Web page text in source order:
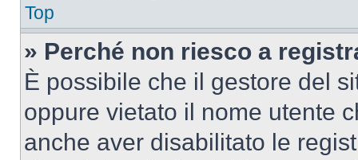
Top
» Perché non riesco a
È possibile che il gestore del
oppure vietato il nome utente
anche aver disabilitato le